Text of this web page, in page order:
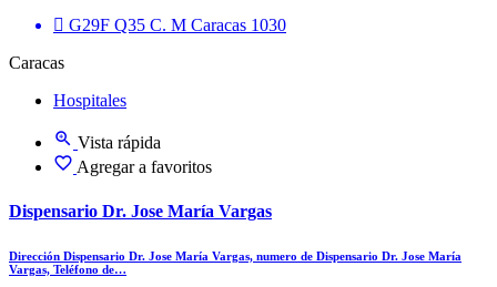
G29F Q35 C. M Caracas 1030
Caracas
Hospitales
Vista rápida
Agregar a favoritos
Dispensario Dr. Jose María Vargas
Dirección Dispensario Dr. Jose María Vargas, numero de Dispensario Dr. Jose María
Vargas, Teléfono de…